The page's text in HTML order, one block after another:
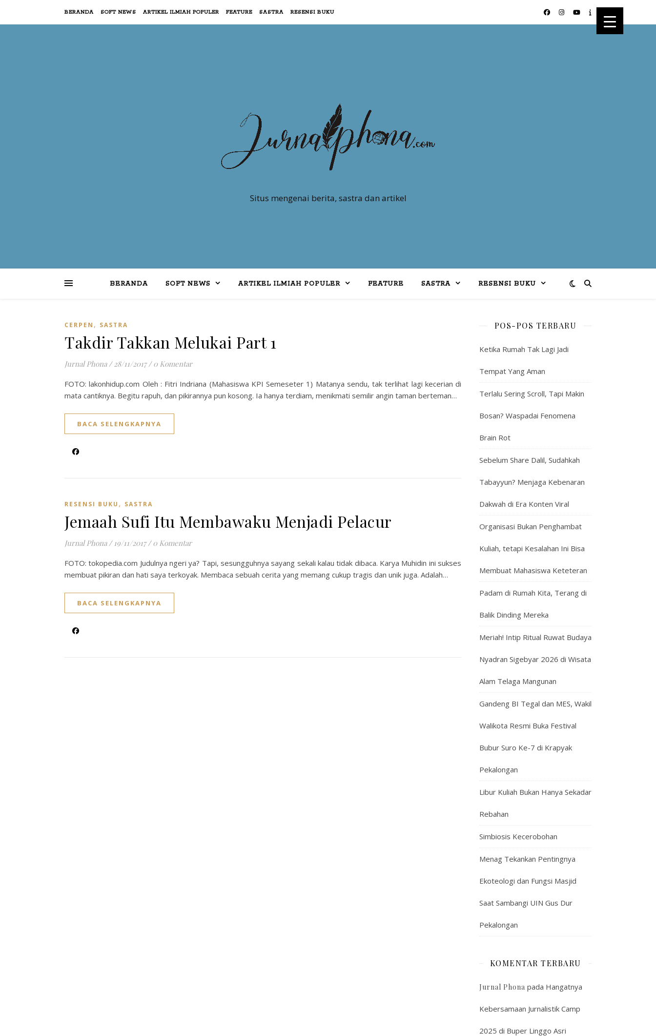
BERANDA SOFT NEWS ARTIKEL ILMIAH POPULER FEATURE SASTRA RESENSI BUKU
Situs mengenai berita, sastra dan artikel
BERANDA SOFT NEWS ARTIKEL ILMIAH POPULER FEATURE SASTRA RESENSI BUKU
CERPEN , SASTRA
Takdir Takkan Melukai Part 1
Jurnal Phona / 28/11/2017 / 0 Komentar
FOTO: lakonhidup.com Oleh : Fitri Indriana (Mahasiswa KPI Semeseter 1) Matanya sendu, tak terlihat lagi kecerian di
mata cantiknya. Begitu rapuh, dan pikirannya pun kosong. Ia hanya terdiam, menikmati semilir angin taman berteman…
BACA SELENGKAPNYA
RESENSI BUKU , SASTRA
Jemaah Sufi Itu Membawaku Menjadi Pelacur
Jurnal Phona / 19/11/2017 / 0 Komentar
FOTO: tokopedia.com Judulnya ngeri ya? Tapi, sesungguhnya sayang sekali kalau tidak dibaca. Karya Muhidin ini sukses
membuat pikiran dan hati saya terkoyak. Membaca sebuah cerita yang memang cukup tragis dan unik juga. Adalah…
BACA SELENGKAPNYA
POS-POS TERBARU
Ketika Rumah Tak Lagi Jadi
Tempat Yang Aman
Terlalu Sering Scroll, Tapi Makin
Bosan? Waspadai Fenomena
Brain Rot
Sebelum Share Dalil, Sudahkah
Tabayyun? Menjaga Kebenaran
Dakwah di Era Konten Viral
Organisasi Bukan Penghambat
Kuliah, tetapi Kesalahan Ini Bisa
Membuat Mahasiswa Keteteran
Padam di Rumah Kita, Terang di
Balik Dinding Mereka
Meriah! Intip Ritual Ruwat Budaya
Nyadran Sigebyar 2026 di Wisata
Alam Telaga Mangunan
Gandeng BI Tegal dan MES, Wakil
Walikota Resmi Buka Festival
Bubur Suro Ke-7 di Krapyak
Pekalongan
Libur Kuliah Bukan Hanya Sekadar
Rebahan
Simbiosis Kecerobohan
Menag Tekankan Pentingnya
Ekoteologi dan Fungsi Masjid
Saat Sambangi UIN Gus Dur
Pekalongan
KOMENTAR TERBARU
Jurnal Phona pada Hangatnya
Kebersamaan Jurnalistik Camp
2025 di Buper Linggo Asri